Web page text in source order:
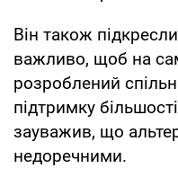
Він також
важливо, щоб на
розроблений
підтримку
зауважив, що
недоречними.